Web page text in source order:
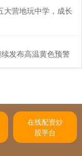
大营地玩中学，成长
发布高温黄色预警
在线配资炒
股平台